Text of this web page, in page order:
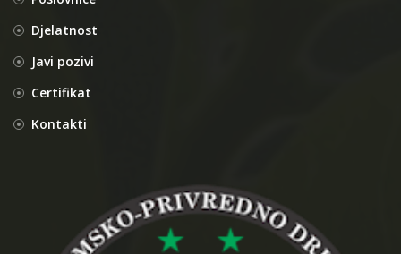
Djelatnost
Javi pozivi
Certifikat
Kontakti